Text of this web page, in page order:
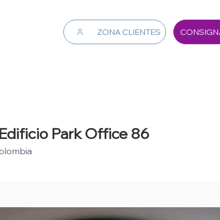
ZONA CLIENTES
Park Office 86